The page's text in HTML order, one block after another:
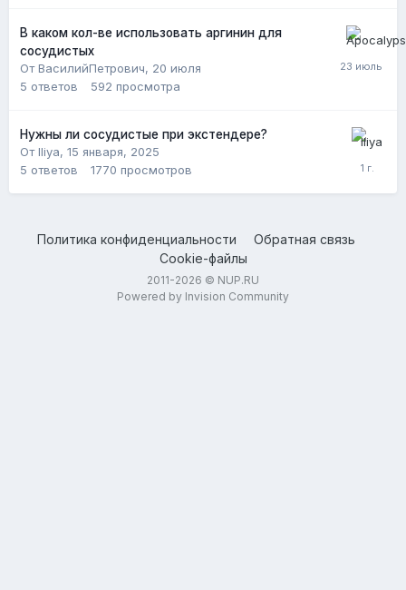
В каком кол-ве использовать аргинин для
сосудистых
От ВасилийПетрович, 20 июля
5 ответов 592 просмотра
Нужны ли сосудистые при экстендере?
От Iliya, 15 января, 2025
5 ответов 1770 просмотров
Политика конфиденциальности
Обратная связь
Cookie-файлы
2011-2026 © NUP.RU
Powered by Invision Community